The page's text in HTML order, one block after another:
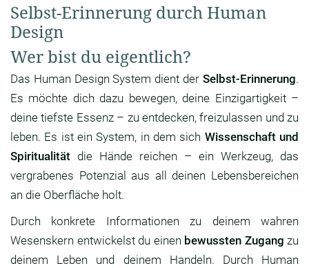
Selbst-Erinnerung durch Human
Design
Wer bist du eigentlich?
Das Human Design System dient der Selbst-Erinnerung.
Es möchte dich dazu bewegen, deine Einzigartigkeit –
deine tiefste Essenz – zu entdecken, freizulassen und zu
leben. Es ist ein System, in dem sich Wissenschaft und
Spiritualität die Hände reichen – ein Werkzeug, das
vergrabenes Potenzial aus all deinen Lebensbereichen
an die Oberfläche holt.
Durch konkrete Informationen zu deinem wahren
Wesenskern entwickelst du einen bewussten Zugang zu
deinem Leben und deinem Handeln. Durch Human